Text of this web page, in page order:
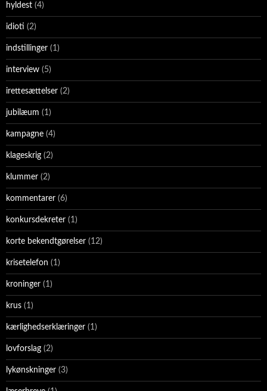
hyldest (4)
idioti (2)
indstillinger (1)
interview (5)
irettesættelser (2)
jubilæum (1)
kampagne (4)
klageskrig (2)
klummer (2)
kommentarer (6)
konkursdekreter (1)
korte bekendtgørelser (12)
krisetelefon (1)
kroninger (1)
krus (1)
kærlighedserklæringer (1)
lovforslag (2)
lykønskninger (3)